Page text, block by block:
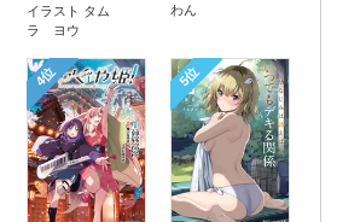
イラスト タム
ラ ヨウ
わん
4位 5位